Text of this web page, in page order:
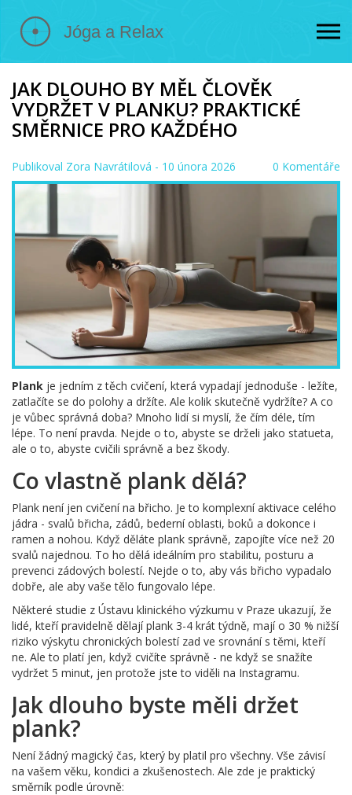
JAK DLOUHO BY MĚL ČLOVĚK
VYDRŽET V PLANKU? PRAKTICKÉ
SMĚRNICE PRO KAŽDÉHO
Publikoval Zora Navrátilová - 10 února 2026 0 Komentáře
Plank je jedním z těch cvičení, která vypadají jednoduše - ležíte,
zatlačíte se do polohy a držíte. Ale kolik skutečně vydržíte? A co
je vůbec správná doba? Mnoho lidí si myslí, že čím déle, tím
lépe. To není pravda. Nejde o to, abyste se drželi jako statueta,
ale o to, abyste cvičili správně a bez škody.
Co vlastně plank dělá?
Plank není jen cvičení na břicho. Je to komplexní aktivace celého
jádra - svalů břicha, zádů, bederní oblasti, boků a dokonce i
ramen a nohou. Když děláte plank správně, zapojíte více než 20
svalů najednou. To ho dělá ideálním pro stabilitu, posturu a
prevenci zádových bolestí. Nejde o to, aby vás břicho vypadalo
dobře, ale aby vaše tělo fungovalo lépe.
Některé studie z Ústavu klinického výzkumu v Praze ukazují, že
lidé, kteří pravidelně dělají plank 3-4 krát týdně, mají o 30 % nižší
riziko výskytu chronických bolestí zad ve srovnání s těmi, kteří
ne. Ale to platí jen, když cvičíte správně - ne když se snažíte
vydržet 5 minut, jen protože jste to viděli na Instagramu.
Jak dlouho byste měli držet
plank?
Není žádný magický čas, který by platil pro všechny. Vše závisí
na vašem věku, kondici a zkušenostech. Ale zde je praktický
směrník podle úrovně: